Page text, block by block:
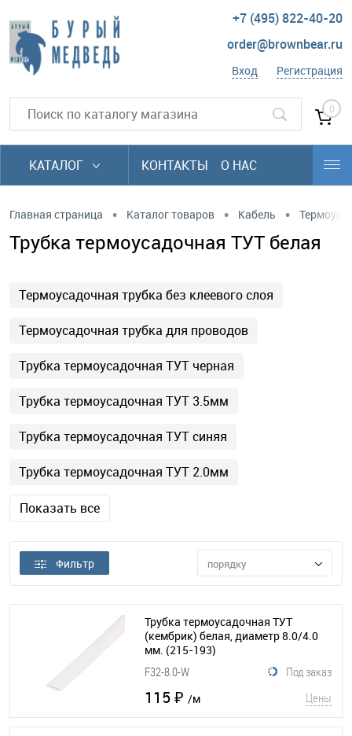
+7 (495) 822-40-20
order@brownbear.ru
Вход Регистрация
0
КАТАЛОГ КОНТАКТЫ О НАС
Главная страница • Каталог товаров • Кабель •
Трубка термоусадочная ТУТ белая
Термоусадочная трубка без клеевого слоя
Термоусадочная трубка для проводов
Трубка термоусадочная ТУТ черная
Трубка термоусадочная ТУТ 3.5мм
Трубка термоусадочная ТУТ синяя
Трубка термоусадочная ТУТ 2.0мм
Показать все
Фильтр порядку
Трубка термоусадочная ТУТ
(кембрик) белая, диаметр 8.0/4.0
мм. (215-193)
Под заказ
F32-8.0-W
115 ₽ /м Цены